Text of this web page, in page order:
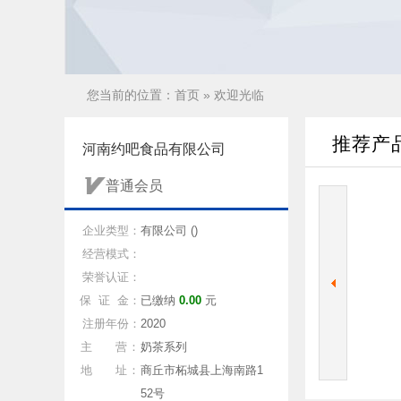
您当前的位置： 首页 » 欢迎光临
河南约吧食品有限公司
普通会员
企业类型： 有限公司 ()
经营模式：
荣誉认证：
保 证 金： 已缴纳 0.00 元
注册年份： 2020
主 营： 奶茶系列
地 址： 商丘市柘城县上海南路1
52号
推荐产